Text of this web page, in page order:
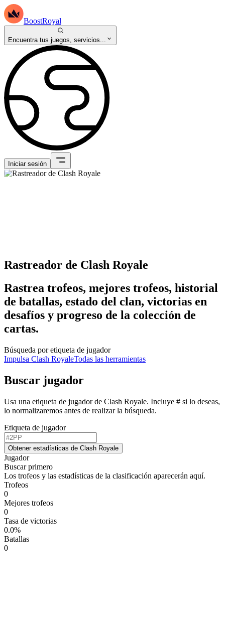
BoostRoyal
Encuentra tus juegos, servicios...
Iniciar sesión
Rastreador de Clash Royale
Rastrea trofeos, mejores trofeos, historial
de batallas, estado del clan, victorias en
desafíos y progreso de la colección de
cartas.
Búsqueda por etiqueta de jugador
Impulsa Clash RoyaleTodas las herramientas
Buscar jugador
Usa una etiqueta de jugador de Clash Royale. Incluye # si lo deseas,
lo normalizaremos antes de realizar la búsqueda.
Etiqueta de jugador
Obtener estadísticas de Clash Royale
Jugador
Buscar primero
Los trofeos y las estadísticas de la clasificación aparecerán aquí.
Trofeos
0
Mejores trofeos
0
Tasa de victorias
0.0%
Batallas
0